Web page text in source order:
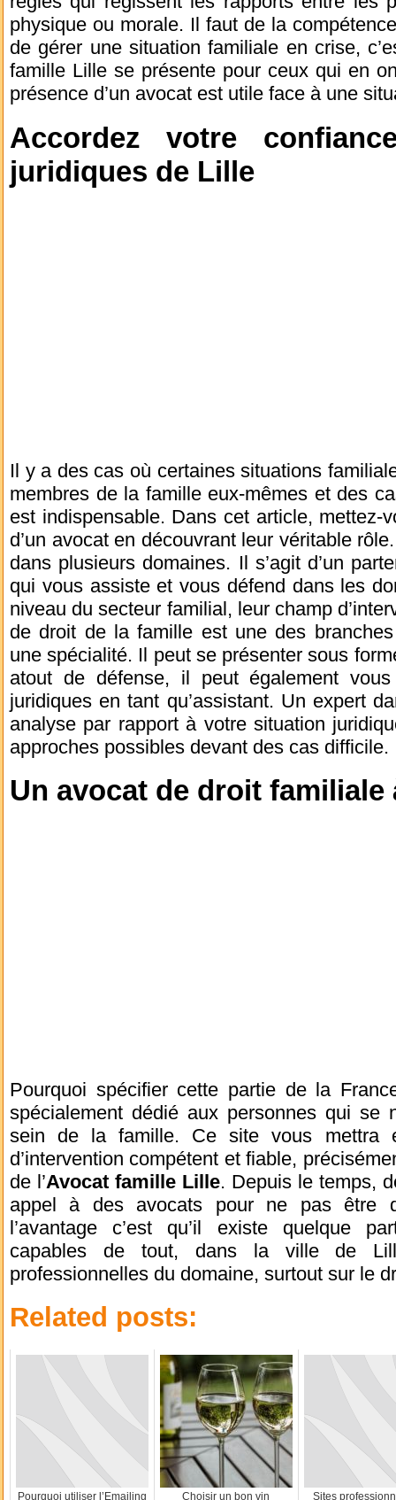
physique ou morale. Il faut de la
de gérer une situation familiale en crise,
famille Lille se présente pour ceux qui en
présence d’un avocat est utile face à une
Accordez votre
juridiques de Lille
Il y a des cas où certaines situations
membres de la famille eux-mêmes et des
est indispensable. Dans cet article, mettez-
d’un avocat en découvrant leur véritable
dans plusieurs domaines. Il s’agit d’un
qui vous assiste et vous défend dans les
niveau du secteur familial, leur champ
de droit de la famille est une des
une spécialité. Il peut se présenter sous
atout de défense, il peut également
juridiques en tant qu’assistant. Un expert
analyse par rapport à votre situation
approches possibles devant des cas difficile.
Un avocat de droit familiale
Pourquoi spécifier cette partie de la
spécialement dédié aux personnes qui se
sein de la famille. Ce site vous mettra
d’intervention compétent et fiable,
de l’Avocat famille Lille. Depuis le temps,
appel à des avocats pour ne pas être
l’avantage c’est qu’il existe quelque
capables de tout, dans la ville de
professionnelles du domaine, surtout sur le
Related posts:
Pourquoi utiliser l’Emailing Choisir un bon vin Sites